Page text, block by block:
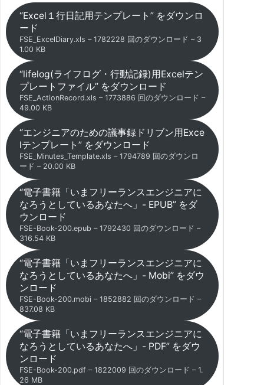
“Excel１行日記用テンプレート” をダウンロ
ード
FSE_ExcelDiary.xls – 1782228 回のダウンロード – 3
1.00 KB
“lifelog(ライフログ・行動記録)用Excelテン
プレートファイル” をダウンロード
FSE_ActionRecord.xls – 1773886 回のダウンロード –
49.00 KB
“エンジニアのための議事録ドリブン用Exce
lテンプレート” をダウンロード
FSE_Minutes_Template.xls – 1794789 回のダウンロ
ード – 20.00 KB
“電子書籍「いまフリーランスエンジニアに
なろうとしているあなたへ」- EPUB” をダ
ウンロード
FSE-Book-200.epub – 1792430 回のダウンロード –
316.54 KB
“電子書籍「いまフリーランスエンジニアに
なろうとしているあなたへ」- Mobi” をダウ
ンロード
FSE-Book-200.mobi – 1852882 回のダウンロード –
837.08 KB
“電子書籍「いまフリーランスエンジニアに
なろうとしているあなたへ」- PDF” をダウ
ンロード
FSE-Book-200.pdf – 1822009 回のダウンロード – 1.
26 MB